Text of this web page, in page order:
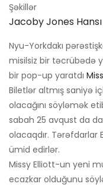
Şəkillər
Jacoby Jones
Nyu-Yorkdakı
misilsiz bir təcrübədə
bir pop-up yaratdı
Biletlər altmış saniyə
olacağını söyləmək
sabah 25 avqust da
olacaqdır.
ümid edirlər.
Missy Elliott-un yeni
ecazkar olduğunu